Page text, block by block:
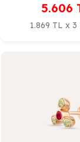
5.606
1.869 TL x 3